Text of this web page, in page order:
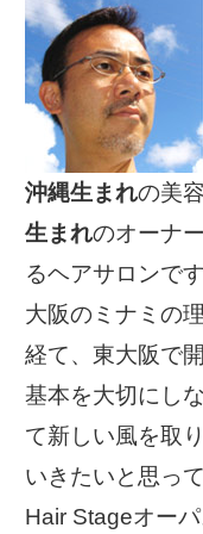
沖縄生まれの美
生まれのオーナ
るヘアサロンです
大阪のミナミの
経て、東大阪で
基本を大切にし
て新しい風を取
いきたいと思って
Hair Stageオー